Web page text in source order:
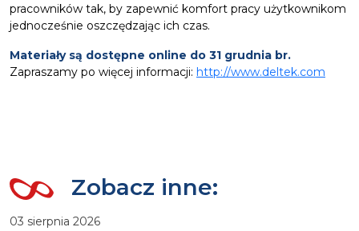
pracowników tak, by zapewnić komfort pracy użytkownikom
jednocześnie oszczędzając ich czas.
Materiały są dostępne online do 31 grudnia br.
Zapraszamy po więcej informacji: http://www.deltek.com
Zobacz inne:
03 sierpnia 2026